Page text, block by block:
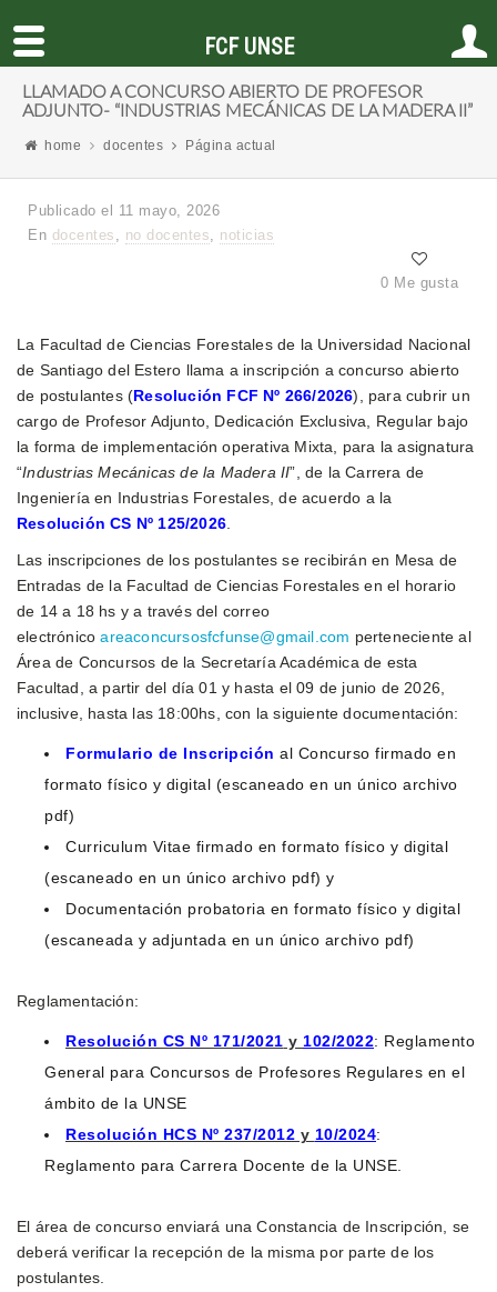
LLAMADO A CONCURSO ABIERTO DE PROFESOR
ADJUNTO- “INDUSTRIAS MECÁNICAS DE LA MADERA II”
home docentes Página actual
Publicado el 11 mayo, 2026
En docentes , no docentes, noticias
0 Me gusta
La Facultad de Ciencias Forestales de la Universidad Nacional
de Santiago del Estero llama a inscripción a concurso abierto
de postulantes (Resolución FCF Nº 266/2026), para cubrir un
cargo de Profesor Adjunto, Dedicación Exclusiva, Regular bajo
la forma de implementación operativa Mixta, para la asignatura
“Industrias Mecánicas de la Madera II”, de la Carrera de
Ingeniería en Industrias Forestales, de acuerdo a la
Resolución CS Nº 125/2026
Las inscripciones de los postulantes se recibirán en Mesa de
Entradas de la Facultad de Ciencias Forestales en el horario
de 14 a 18 hs y a través del correo
electrónicoareaconcursosfcfunse@gmail.com perteneciente al
Área de Concursos de la Secretaría Académica de esta
Facultad, a partir del día 01 y hasta el 09 de junio de 2026,
inclusive, hasta las 18:00hs, con la siguiente documentación:
Formulario de Inscripción al Concurso firmado en
formato físico y digital (escaneado en un único archivo
pdf)
Curriculum Vitae firmado en formato físico y digital
(escaneado en un único archivo pdf) y
Documentación probatoria en formato físico y digital
(escaneada y adjuntada en un único archivo pdf)
Reglamentación:
Resolución CS Nº 171/2021 y 102/2022: Reglamento
General para Concursos de Profesores Regulares en el
ámbito de la UNSE
Resolución HCS Nº 237/2012 y 10/2024:
Reglamento para Carrera Docente de la UNSE.
El área de concurso enviará una Constancia de Inscripción, se
deberá verificar la recepción de la misma por parte de los
postulantes.
FCF UNSE